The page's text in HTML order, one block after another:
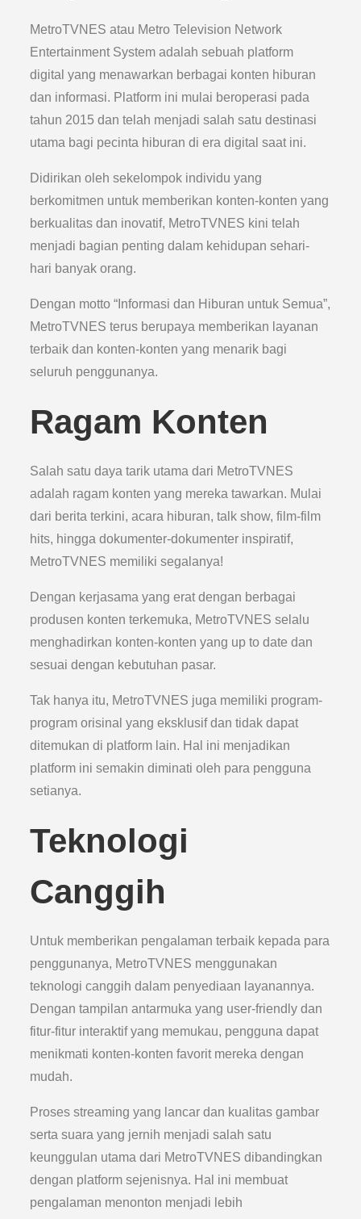
MetroTVNES atau Metro Television Network
Entertainment System adalah sebuah platform
digital yang menawarkan berbagai konten hiburan
dan informasi. Platform ini mulai beroperasi pada
tahun 2015 dan telah menjadi salah satu destinasi
utama bagi pecinta hiburan di era digital saat ini.
Didirikan oleh sekelompok individu yang
berkomitmen untuk memberikan konten-konten yang
berkualitas dan inovatif, MetroTVNES kini telah
menjadi bagian penting dalam kehidupan sehari-
hari banyak orang.
Dengan motto “Informasi dan Hiburan untuk Semua”,
MetroTVNES terus berupaya memberikan layanan
terbaik dan konten-konten yang menarik bagi
seluruh penggunanya.
Ragam Konten
Salah satu daya tarik utama dari MetroTVNES
adalah ragam konten yang mereka tawarkan. Mulai
dari berita terkini, acara hiburan, talk show, film-film
hits, hingga dokumenter-dokumenter inspiratif,
MetroTVNES memiliki segalanya!
Dengan kerjasama yang erat dengan berbagai
produsen konten terkemuka, MetroTVNES selalu
menghadirkan konten-konten yang up to date dan
sesuai dengan kebutuhan pasar.
Tak hanya itu, MetroTVNES juga memiliki program-
program orisinal yang eksklusif dan tidak dapat
ditemukan di platform lain. Hal ini menjadikan
platform ini semakin diminati oleh para pengguna
setianya.
Teknologi
Canggih
Untuk memberikan pengalaman terbaik kepada para
penggunanya, MetroTVNES menggunakan
teknologi canggih dalam penyediaan layanannya.
Dengan tampilan antarmuka yang user-friendly dan
fitur-fitur interaktif yang memukau, pengguna dapat
menikmati konten-konten favorit mereka dengan
mudah.
Proses streaming yang lancar dan kualitas gambar
serta suara yang jernih menjadi salah satu
keunggulan utama dari MetroTVNES dibandingkan
dengan platform sejenisnya. Hal ini membuat
pengalaman menonton menjadi lebih